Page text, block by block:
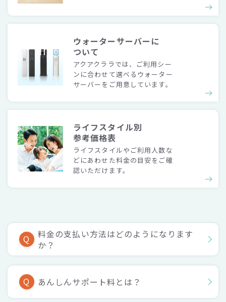
ウォーターサーバーに
ついて
アクアクララでは、ご利用シー
ンに合わせて選べるウォーター
サーバーをご用意しています。
ライフスタイル別
参考価格表
ライフスタイルやご利用人数な
どにあわせた料金の目安をご確
認いただけます。
Q
料金の支払い方法はどのようになります
か？
Q あんしんサポート料とは？